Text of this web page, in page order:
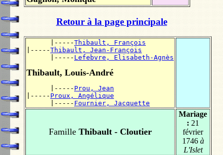
Retour à la page principale
      |-----
Thibault, François
|-----Thibault, Jean-François
      |-----
Lefebvre, Elisabeth-Agnès
Thibault, Louis-André
      |-----
Prou, Jean
|----- Proux, Angélique
      |-----
Fournier, Jacquette
FamilleThibault - Cloutier
Mariage
: 21
février
1746à
L'Islet